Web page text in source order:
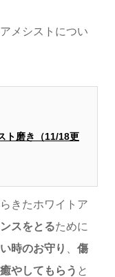
メシストについ
ト磨き（11/18更
きたホワイトア
スをとるために
時のお守り
傷
やしてもらう と